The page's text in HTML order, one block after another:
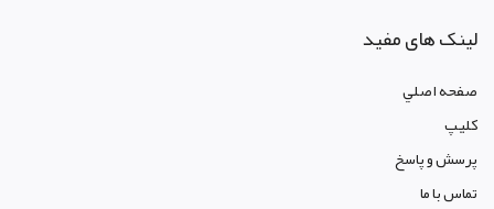
لینک های مفید
صفحه اصلي
کليپ
پرسش و پاسخ
تماس با ما